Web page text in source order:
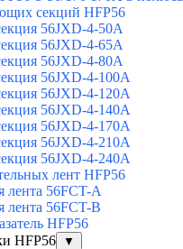
секций HFP56
56JXD-4-50A
56JXD-4-65A
56JXD-4-80A
56JXD-4-100A
56JXD-4-120A
56JXD-4-140A
56JXD-4-170A
56JXD-4-210A
56JXD-4-240A
лент HFP56
лента 56FCT-A
лента 56FCT-B
HFP56
HFP56
▼